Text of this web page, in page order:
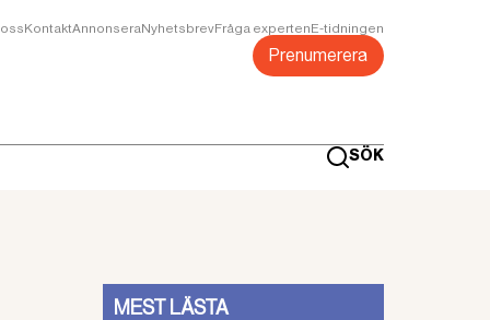
KontaktAnnonseraNyhetsbrevFråga expertenE-tidningen
Prenumerera
SÖK
MEST LÄSTA